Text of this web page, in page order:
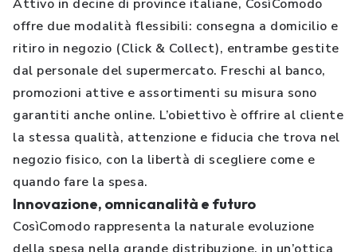
Attivo in decine di province italiane, CosìComodo
offre due modalità flessibili: consegna a domicilio e
ritiro in negozio (Click & Collect), entrambe gestite
dal personale del supermercato. Freschi al banco,
promozioni attive e assortimenti su misura sono
garantiti anche online. L’obiettivo è offrire al cliente
la stessa qualità, attenzione e fiducia che trova nel
negozio fisico, con la libertà di scegliere come e
quando fare la spesa.
Innovazione, omnicanalità e futuro
CosìComodo rappresenta la naturale evoluzione